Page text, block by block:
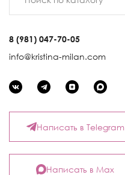
8 (981) 047-70-05
info@kristina-milan.com
Написать в Telegram
Написать в Max